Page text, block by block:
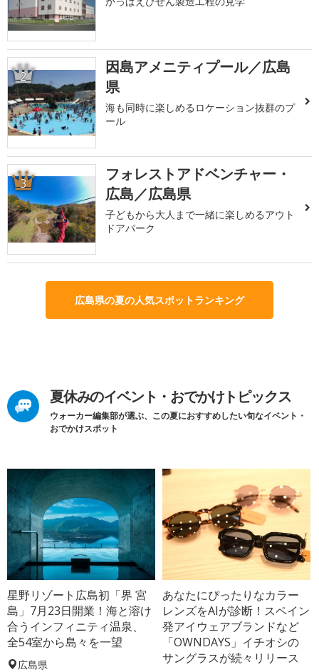
2
因島アメニティプール／広島
県
海も同時に楽しめるロケーション抜群のプ
ール
3
フォレストアドベンチャー・
広島／広島県
子どもから大人まで一緒に楽しめるアウト
ドアパーク
広島県の夏の人気スポットランキング
夏休みのイベント・おでかけトピックス
ウォーカー編集部が選ぶ、この夏におすすめしたい旬なイベント・
おでかけスポット
星野リゾート広島初「界 宮
島」7月23日開業！海と溶け
合うインフィニティ温泉、
全54室から島々を一望
広島県
あなたにぴったりなカラー
レンズをAIが診断！スペイン
発アイウェアブランドなど
「OWNDAYS」イチオシの
サングラスが続々リリース